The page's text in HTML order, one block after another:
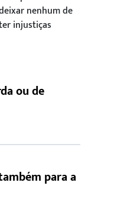
nenhum de
injustiças
ou de
para a